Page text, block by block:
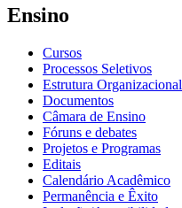
Ensino
Cursos
Processos Seletivos
Estrutura Organizacional
Documentos
Câmara de Ensino
Fóruns e debates
Projetos e Programas
Editais
Calendário Acadêmico
Permanência e Êxito